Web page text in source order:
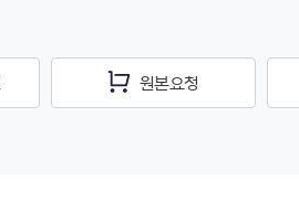
원본요청